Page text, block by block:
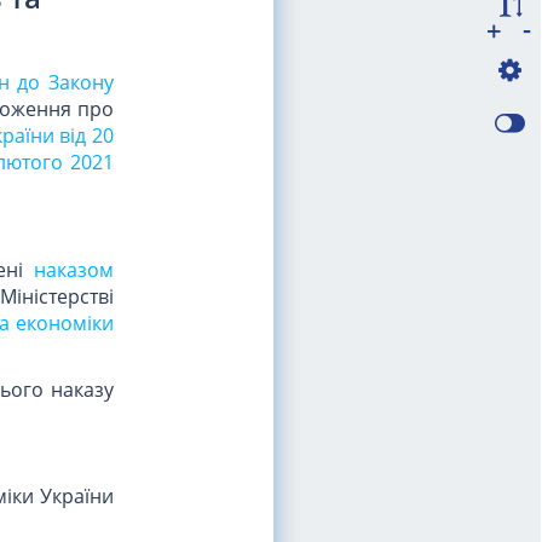
до Закону
про
від 20
2021
наказом
економіки
наказу
України
-
+